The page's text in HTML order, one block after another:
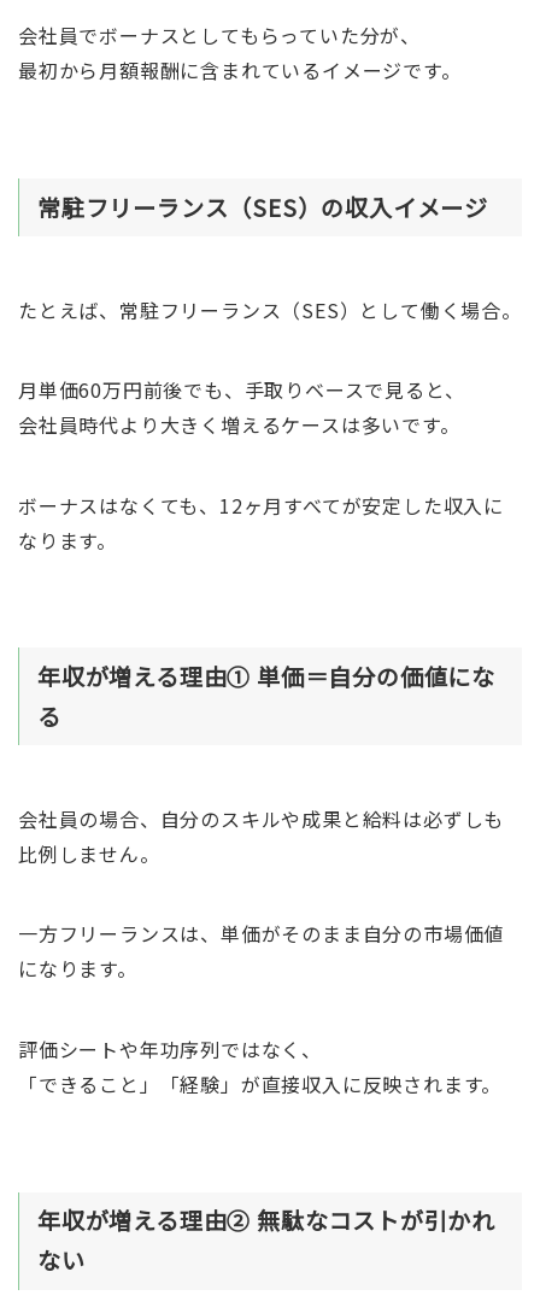
会社員でボーナスとしてもらっていた分が、
最初から月額報酬に含まれているイメージです。
常駐フリーランス（SES）の収入イメージ
たとえば、常駐フリーランス（SES）として働く場合。
月単価60万円前後でも、手取りベースで見ると、
会社員時代より大きく増えるケースは多いです。
ボーナスはなくても、12ヶ月すべてが安定した収入に
なります。
年収が増える理由① 単価＝自分の価値にな
る
会社員の場合、自分のスキルや成果と給料は必ずしも
比例しません。
一方フリーランスは、単価がそのまま自分の市場価値
になります。
評価シートや年功序列ではなく、
「できること」「経験」が直接収入に反映されます。
年収が増える理由② 無駄なコストが引かれ
ない